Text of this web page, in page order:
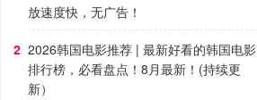
放速度快，无广告！
2026韩国电影推荐 | 最新好看的韩国电影
排行榜，必看盘点！8月最新！(持续更
新）